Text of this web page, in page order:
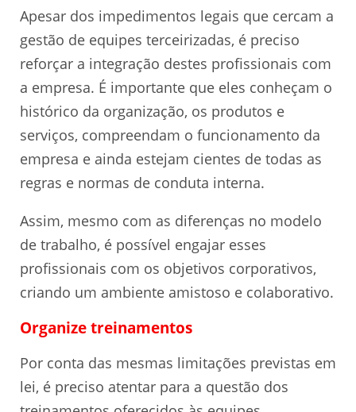
Apesar dos impedimentos legais que cercam a
gestão de equipes terceirizadas, é preciso
reforçar a integração destes profissionais com
a empresa. É importante que eles conheçam o
histórico da organização, os produtos e
serviços, compreendam o funcionamento da
empresa e ainda estejam cientes de todas as
regras e normas de conduta interna.
Assim, mesmo com as diferenças no modelo
de trabalho, é possível engajar esses
profissionais com os objetivos corporativos,
criando um ambiente amistoso e colaborativo.
Organize treinamentos
Por conta das mesmas limitações previstas em
lei, é preciso atentar para a questão dos